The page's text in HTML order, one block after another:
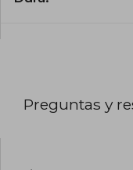
Preguntas y